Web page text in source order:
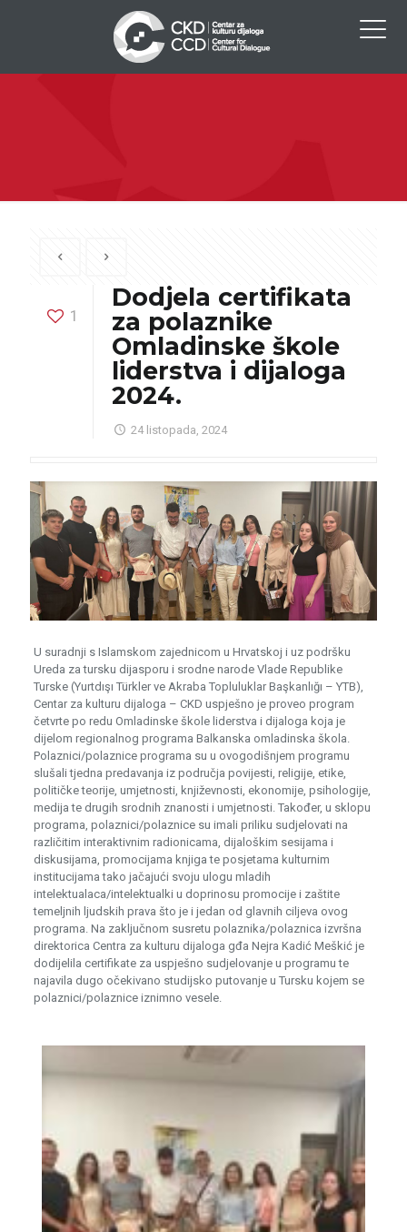
1
Dodjela certifikata
za polaznike
Omladinske škole
liderstva i dijaloga
2024.
24 listopada, 2024
U suradnji s Islamskom zajednicom u Hrvatskoj i uz podršku
Ureda za tursku dijasporu i srodne narode Vlade Republike
Turske (Yurtdışı Türkler ve Akraba Topluluklar Başkanlığı – YTB),
Centar za kulturu dijaloga – CKD uspješno je proveo program
četvrte po redu Omladinske škole liderstva i dijaloga koja je
dijelom regionalnog programa Balkanska omladinska škola.
Polaznici/polaznice programa su u ovogodišnjem programu
slušali tjedna predavanja iz područja povijesti, religije, etike,
političke teorije, umjetnosti, književnosti, ekonomije, psihologije,
medija te drugih srodnih znanosti i umjetnosti. Također, u sklopu
programa, polaznici/polaznice su imali priliku sudjelovati na
različitim interaktivnim radionicama, dijaloškim sesijama i
diskusijama, promocijama knjiga te posjetama kulturnim
institucijama tako jačajući svoju ulogu mladih
intelektualaca/intelektualki u doprinosu promocije i zaštite
temeljnih ljudskih prava što je i jedan od glavnih ciljeva ovog
programa. Na zaključnom susretu polaznika/polaznica izvršna
direktorica Centra za kulturu dijaloga gđa Nejra Kadić Meškić je
dodijelila certifikate za uspješno sudjelovanje u programu te
najavila dugo očekivano studijsko putovanje u Tursku kojem se
polaznici/polaznice iznimno vesele.